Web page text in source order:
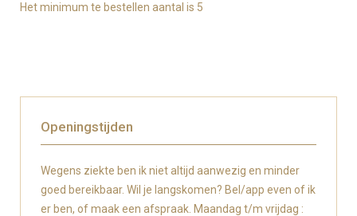
Het minimum te bestellen aantal is 5
Openingstijden
Wegens ziekte ben ik niet altijd aanwezig en minder
goed bereikbaar. Wil je langskomen? Bel/app even of ik
er ben, of maak een afspraak. Maandag t/m vrijdag :